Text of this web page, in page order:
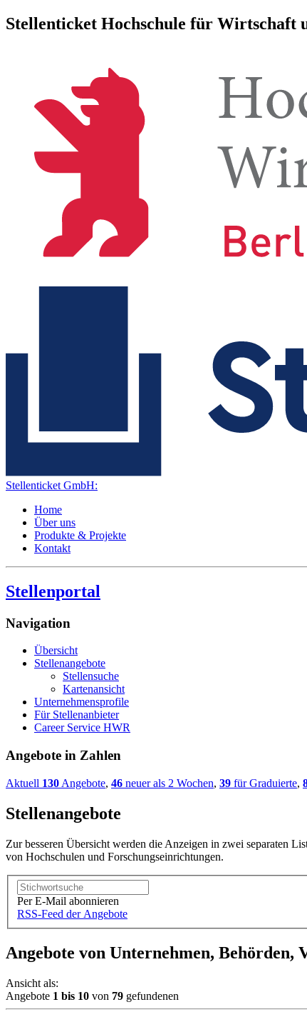
Stellenticket Hochschule für Wirtschaft
Stellenticket GmbH:
Home
Über uns
Produkte & Projekte
Kontakt
Stellenportal
Navigation
Übersicht
Stellenangebote
Stellensuche
Kartenansicht
Unternehmensprofile
Für Stellenanbieter
Career Service HWR
Angebote in Zahlen
Aktuell 130 Angebote, 46 neuer als 2 Wochen, 39 für Graduierte,
Stellenangebote
Zur besseren Übersicht werden die Anzeigen in zwei separaten
von Hochschulen und Forschungseinrichtungen.
Per E-Mail abonnieren
RSS-Feed der Angebote
Angebote von Unternehmen, Behörden,
Ansicht als:
Angebote 1 bis 10 von 79 gefundenen